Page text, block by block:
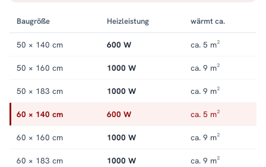
Handtuchheizkörper elektrisch.
Baugröße Heizleistung wärmt ca.
50 × 140 cm 600 W ca. 5 m²
50 × 160 cm 1000 W ca. 9 m²
50 × 183 cm 1000 W ca. 9 m²
60 × 140 cm 600 W ca. 5 m²
60 × 160 cm 1000 W ca. 9 m²
60 × 183 cm 1000 W ca. 9 m²